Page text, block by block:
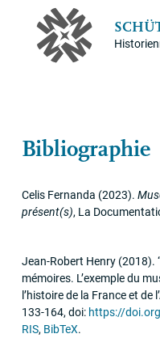
SCHÜ
Bibliographie
Celis Fernanda (2023).
présent(s), La
Jean-Robert Henry (2018).
mémoires. L’exemple du
l’histoire de la France et de
133-164, doi: https://
RIS, BibTeX.